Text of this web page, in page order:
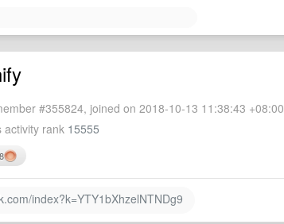
#355824, joined on 2018-10-13 11:38:43 +08:00
activity rank 15555
index?k=YTY1bXhzelNTNDg9